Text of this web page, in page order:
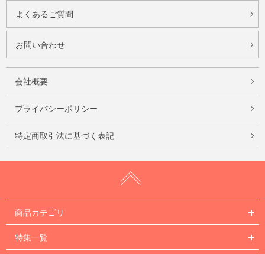
よくあるご質問
お問い合わせ
会社概要
プライバシーポリシー
特定商取引法に基づく表記
商品カテゴリ
特集一覧